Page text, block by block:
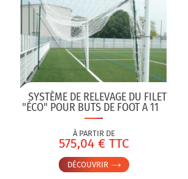
SYSTÈME DE RELEVAGE DU FILET
"ÉCO" POUR BUTS DE FOOT A 11
À PARTIR DE
575,04 € TTC
DÉCOUVRIR